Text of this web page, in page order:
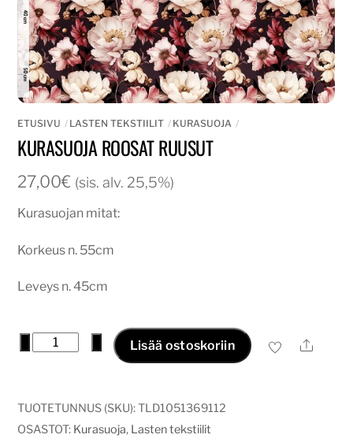
ETUSIVU LASTEN TEKSTIILIT KURASUOJA
KURASUOJA ROOSAT RUUSUT
27,00€ (sis. alv. 25,5%)
Kurasuojan mitat:
Korkeus n. 55cm
Leveys n. 45cm
Kurasuoja
määrä
Lisää ostoskoriin Ale
TUOTETUNNUS (SKU):TLD1051369112
OSASTOT: Kurasuoja, Lasten tekstiilit